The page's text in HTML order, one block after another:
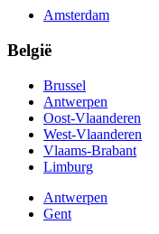
Amsterdam
België
Brussel
Antwerpen
Oost-Vlaanderen
West-Vlaanderen
Vlaams-Brabant
Limburg
Antwerpen
Gent